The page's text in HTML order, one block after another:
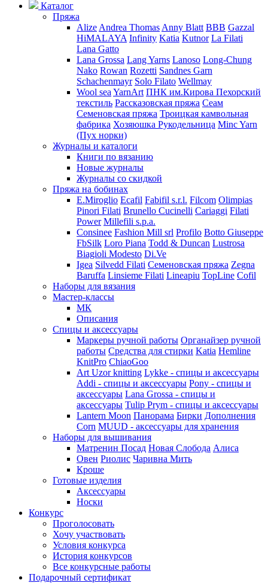
Каталог
Пряжа
Alize Andrea Thomas Anny Blatt BBB Gazzal
HiMALAYA Infinity Katia Kutnor La Filati
Lana Gatto
Lana Grossa Lang Yarns Lanoso Long-Chung
Nako Rowan Rozetti Sandnes Garn
Schachenmayr Solo Filato Wellmay
Wool sea YarnArt ПНК им.Кирова Пехорский
текстиль Рассказовская пряжа Сеам
Семеновская пряжа Троицкая камвольная
фабрика Хозяюшка Рукодельница Minc Yarn
(Пух норки)
Журналы и каталоги
Книги по вязанию
Новые журналы
Журналы со скидкой
Пряжа на бобинах
E.Miroglio Ecafil Fabifil s.r.l. Filcom Olimpias
Pinori Filati Brunello Cucinelli Cariaggi Filati
Power Millefili s.p.a.
Consinee Fashion Mill srl Profilo Botto Giuseppe
FbSilk Loro Piana Todd & Duncan Lustrosa
Biagioli Modesto Di.Ve
Igea Silvedd Filati Семеновская пряжа Zegna
Baruffa Linsieme Filati Lineapiu TopLine Cofil
Наборы для вязания
Мастер-классы
МК
Описания
Спицы и аксессуары
Маркеры ручной работы Органайзер ручной
работы Средства для стирки Katia Hemline
KnitPro ChiaoGoo
Art Uzor knitting Lykke - спицы и аксессуары
Addi - спицы и аксессуары Pony - спицы и
аксессуары Lana Grossa - спицы и
аксессуары Tulip Prym - спицы и аксессуары
Lantern Moon Панорама Бирки Дополнения
Corn MUUD - аксессуары для хранения
Наборы для вышивания
Матренин Посад Новая Слобода Алиса
Овен Риолис Чаривна Мить
Кроше
Готовые изделия
Аксессуары
Носки
Конкурс
Проголосовать
Хочу участвовать
Условия конкурса
История конкурсов
Все конкурсные работы
Подарочный сертификат